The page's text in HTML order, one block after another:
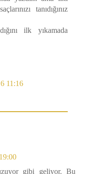
tanıdığınız
ilk yıkamada
11:16
gibi geliyor. Bu